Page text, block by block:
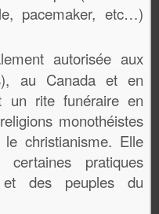
pacemaker, etc…)
autorisée aux
au Canada et en
un rite funéraire en
monothéistes
christianisme. Elle
certaines pratiques
et des peuples du